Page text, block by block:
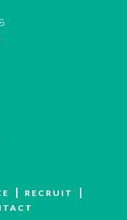
RECRUIT